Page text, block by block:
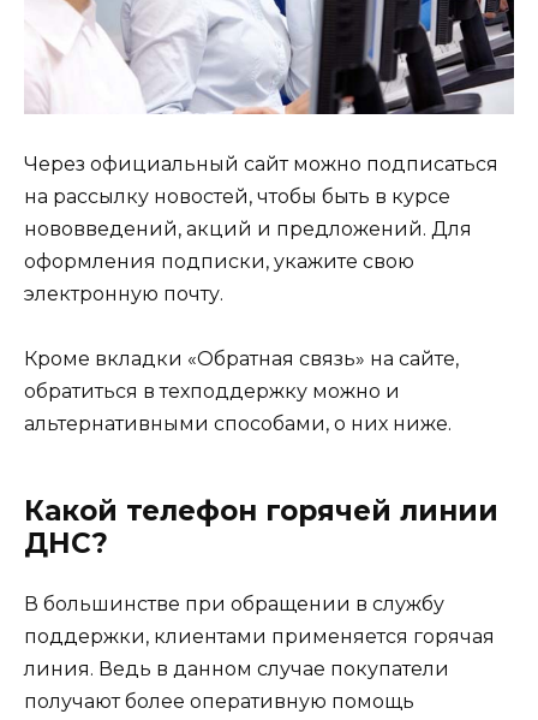
Через официальный сайт можно подписаться
на рассылку новостей, чтобы быть в курсе
нововведений, акций и предложений. Для
оформления подписки, укажите свою
электронную почту.
Кроме вкладки «Обратная связь» на сайте,
обратиться в техподдержку можно и
альтернативными способами, о них ниже.
Какой телефон горячей линии
ДНС?
В большинстве при обращении в службу
поддержки, клиентами применяется горячая
линия. Ведь в данном случае покупатели
получают более оперативную помощь